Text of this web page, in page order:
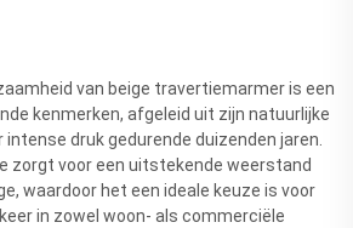
van beige travertiemarmer is een
kenmerken, afgeleid uit zijn natuurlijke
druk gedurende duizenden jaren.
zorgt voor een uitstekende weerstand
waardoor het een ideale keuze is voor
in zowel woon- als commerciële